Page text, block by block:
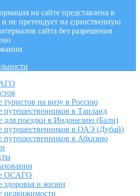
на сайте представлена в
не претендует на единственную
сайта без разрешения
туристов на визу в Россию
путешественников в Таиланд
для поездки в Индонезию (Бали)
путешественников в ОАЭ (Дубай)
путешественников в Абхазию
ОСАГО
здоровья и жизни
недвижимости